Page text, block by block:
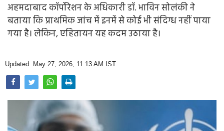
Farm & Food
Opinion
Photo Gallery
Home
अहमदाबाद कॉर्पोरेशन के अधिकारी डॉ. भाविन सोलंकी ने
बताया कि प्राथमिक जांच में इनमें से कोई भी संदिग्ध नहीं पाया
गया है। लेकिन, एहितायन यह कदम उठाया है।
Updated: May 27, 2026, 11:13 AM IST